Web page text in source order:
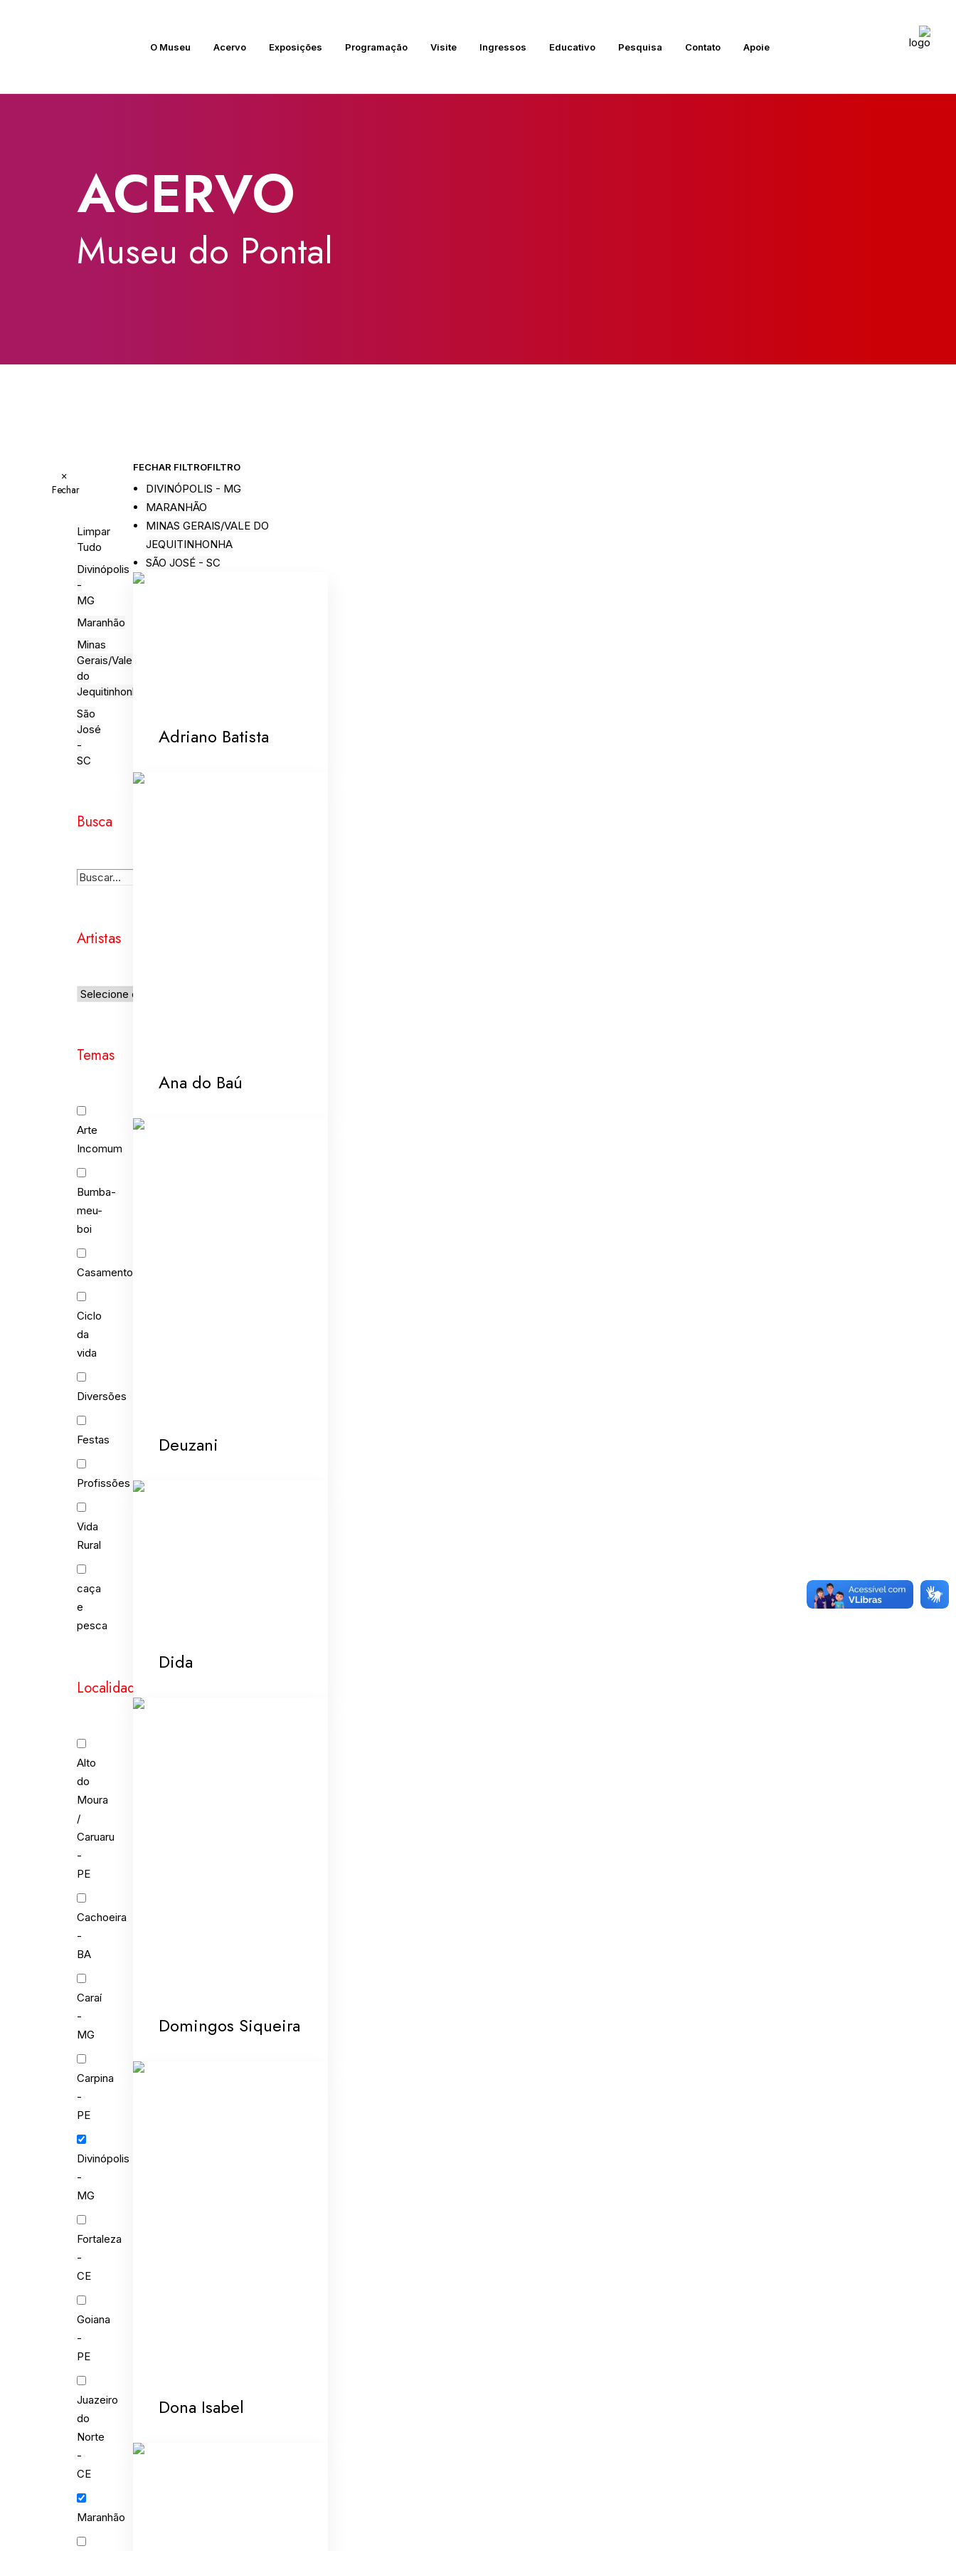
O Museu Acervo Exposições Programação Visite Ingressos Educativo Pesquisa Contato Apoie
ACERVO
Museu do Pontal
×
Fechar
Limpar
Tudo
Divinópolis
-
MG
Maranhão
Minas
Gerais/Vale
do
Jequitinhonha
São
José
-
SC
Busca
Artistas
Temas
Arte
Incomum
Bumba-
meu-
boi
Casamento
Ciclo
da
vida
Diversões
Festas
Profissões
Vida
Rural
caça
e
pesca
Localidades
Alto
do
Moura
/
Caruaru
-
PE
Cachoeira
-
BA
Caraí
-
MG
Carpina
-
PE
Divinópolis
-
MG
Fortaleza
-
CE
Goiana
-
PE
Juazeiro
do
Norte
-
CE
Maranhão
FECHAR FILTROFILTRO
DIVINÓPOLIS - MG
MARANHÃO
MINAS GERAIS/VALE DO
JEQUITINHONHA
SÃO JOSÉ - SC
Adriano Batista
Ana do Baú
Deuzani
Dida
Domingos Siqueira
Dona Isabel